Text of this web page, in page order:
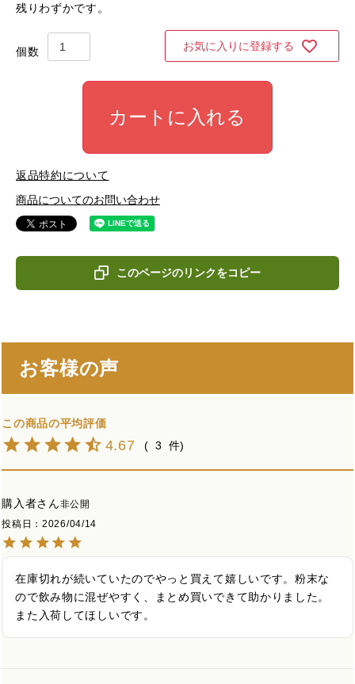
残りわずかです。
お気に入りに登録する
カートに入れる
返品特約について
商品についてのお問い合わせ
このページのリンクをコピー
お客様の声
4.67 3
購入者
非公開
投稿日
2026/04/14
在庫切れが続いていたのでやっと買えて嬉しいです。粉末な
ので飲み物に混ぜやすく、まとめ買いできて助かりました。
また入荷してほしいです。